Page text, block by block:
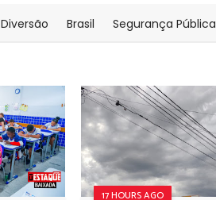
Diversão Brasil Segurança Pública
17 HOURS AGO